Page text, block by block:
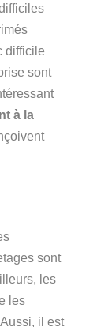
difficile
sont
à la
sont
les
les
il est